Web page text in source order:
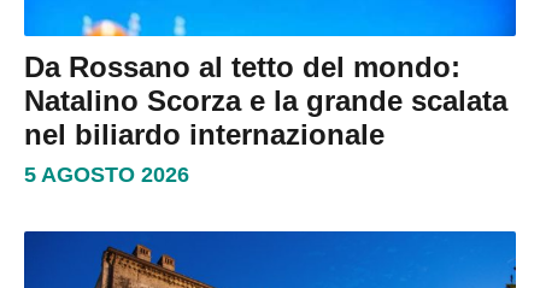
Da Rossano al tetto del mondo:
Natalino Scorza e la grande scalata
nel biliardo internazionale
5 AGOSTO 2026